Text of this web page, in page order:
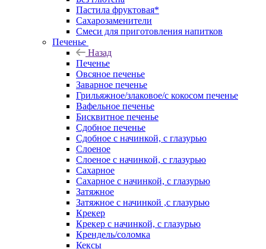
Пастила фруктовая*
Сахарозаменители
Смеси для приготовления напитков
Печенье
Назад
Печенье
Овсяное печенье
Заварное печенье
Грильяжное/злаковое/с кокосом печенье
Вафельное печенье
Бисквитное печенье
Сдобное печенье
Сдобное с начинкой, с глазурью
Слоеное
Слоеное с начинкой, с глазурью
Сахарное
Сахарное с начинкой, с глазурью
Затяжное
Затяжное с начинкой ,с глазурью
Крекер
Крекер с начинкой, с глазурью
Крендель/соломка
Кексы